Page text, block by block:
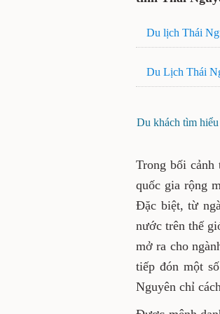
Du lịch Thái
Du Lịch Thái
Du khách tìm
Trong bối cảnh
quốc gia rộng
Đặc biệt, từ
nước trên thế
mở ra cho
tiếp đón một
Nguyên chỉ